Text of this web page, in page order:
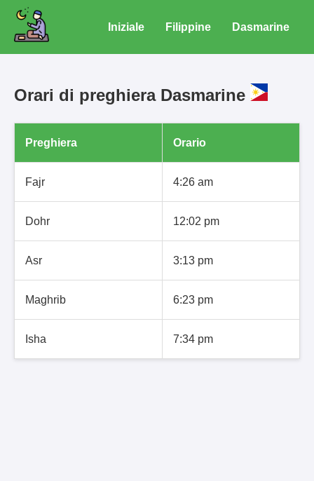
Iniziale Filippine Dasmarine
Orari di preghiera Dasmarine
Preghiera Orario
Fajr 4:26 am
Dohr 12:02 pm
Asr 3:13 pm
Maghrib 6:23 pm
Isha 7:34 pm